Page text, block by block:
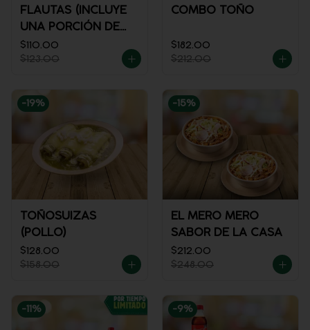
FLAUTAS (INCLUYE
UNA PORCIÓN DE
SALSA)
$110.00
$123.00
COMBO TOÑO
$182.00
$212.00
-19%
TOÑOSUIZAS
(POLLO)
$128.00
$158.00
-15%
EL MERO MERO
SABOR DE LA CASA
$212.00
$248.00
-11 % -9%